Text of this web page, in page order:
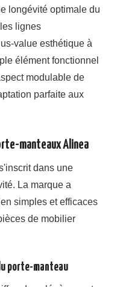
longévité optimale du
lignes
value esthétique à
élément fonctionnel
modulable de
parfaite aux
manteaux Alinea
dans une
La marque a
simples et efficaces
de mobilier
porte-manteau